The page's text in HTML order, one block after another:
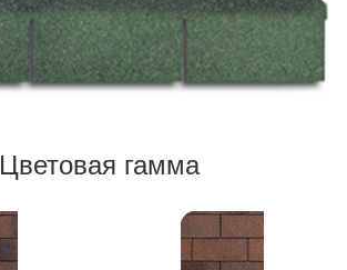
Цветовая гамма